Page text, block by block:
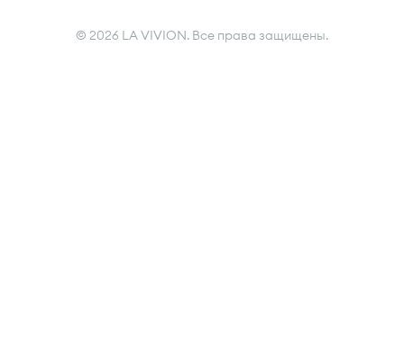
© 2026 LA VIVION. Все права защищены.